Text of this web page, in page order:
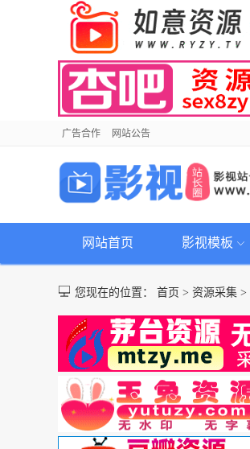
广告合作 网站公告
网站首页 影视模板
您现在的位置： 首页 > 资源采集 >